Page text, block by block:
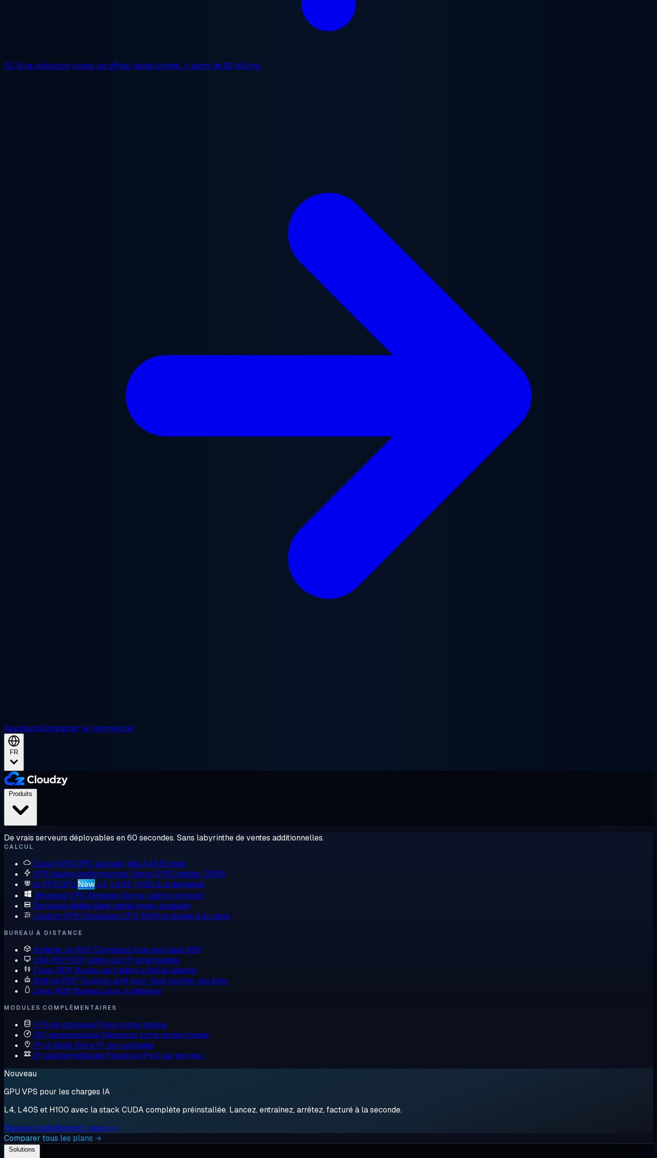
50 % de réduction toutes les offres, durée limitée. À partir de$2.48/mo
AssistanceContacter le commercial
FR
De vrais serveurs déployables en 60 secondes. Sans labyrinthe de ventes additionnelles.
CALCUL
Cloud VPS EPYC partagé, dès 2,48 $/mois
VPS hautes performances Cœurs EPYC dédiés, DDR5
le VPS GPU New L4, L40S, H100 à la demande
Windows VPS Windows Server, admin complet
Serveurs dédiés Bare metal mono-locataire
Custom VPS Choisissez CPU, RAM et disque à la carte
BUREAU À DISTANCE
Acheter un RDP Comparez tous les plans RDP
USA RDP RDP admin sur IP américaines
Forex RDP Bureau de trading à faible latence
Botting RDP Toujours actif pour faire tourner vos bots
Linux RDP Bureau Linux, à distance
MODULES COMPLÉMENTAIRES
VPS de stockage Plans à gros disque
ISO personnalisée Démarrez votre propre image
IPv4 dédiéVotre IP, non partagée
IP supplémentaires Plusieurs IPv4 par serveur
Nouveau
GPU VPS pour les charges IA
L4, L40S et H100 avec la stack CUDA complète préinstallée. Lancez, entraînez, arrêtez, facturé à la seconde.
Essayez gratuitement 1 heure →
Comparer tous les plans →